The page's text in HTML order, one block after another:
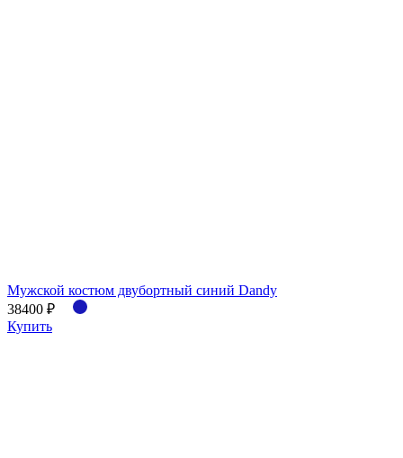
Мужской костюм двубортный синий Dandy
38400 ₽
Купить